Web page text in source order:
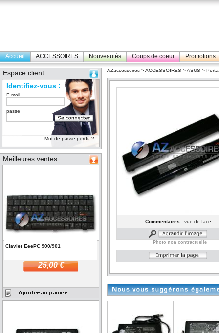
Accueil ACCESSOIRES Nouveautés Coups de coeur Promotions
Espace client
Identifiez-vous :
E-mail :
passe :
Mot de passe perdu ?
Meilleures ventes
Clavier EeePC 900/901
25,00 €
AZaccessoires >ACCESSOIRES >ASUS >
Commentaires :vue de face
Photo non contractuelle